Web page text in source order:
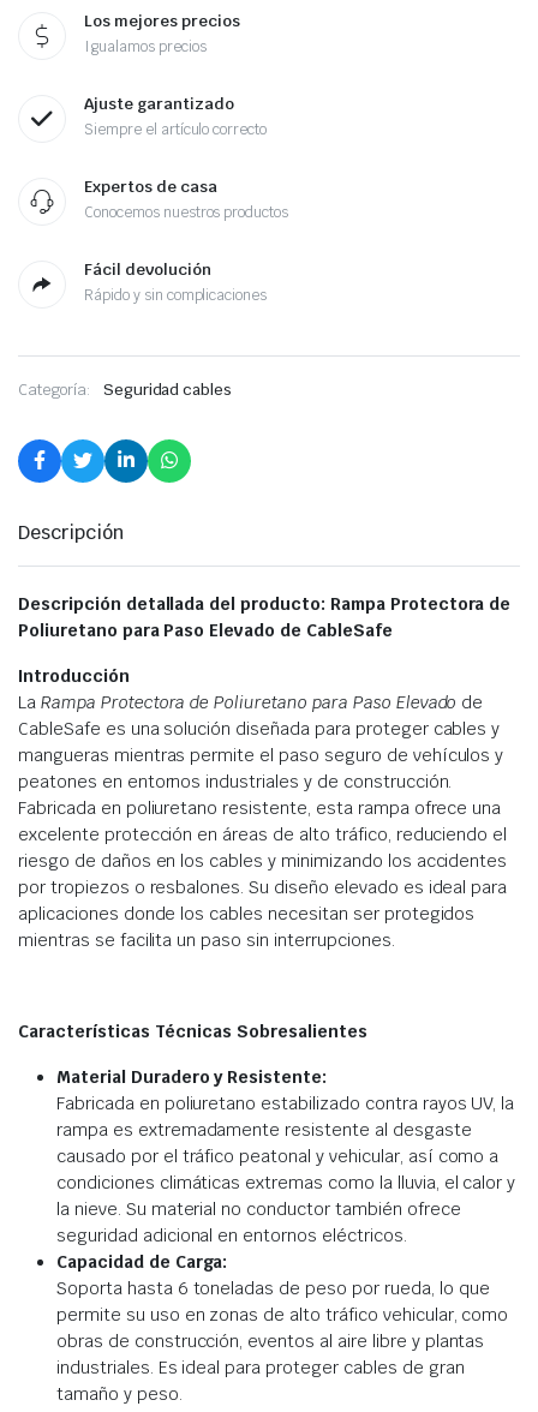
Los mejores precios
Igualamos precios
Ajuste garantizado
Siempre el artículo correcto
Expertos de casa
Conocemos nuestros productos
Fácil devolución
Rápido y sin complicaciones
Categoría: Seguridad cables
Descripción
Descripción detallada del producto: Rampa Protectora de
Poliuretano para Paso Elevado de CableSafe
Introducción
La Rampa Protectora de Poliuretano para Paso Elevado de
CableSafe es una solución diseñada para proteger cables y
mangueras mientras permite el paso seguro de vehículos y
peatones en entornos industriales y de construcción.
Fabricada en poliuretano resistente, esta rampa ofrece una
excelente protección en áreas de alto tráfico, reduciendo el
riesgo de daños en los cables y minimizando los accidentes
por tropiezos o resbalones. Su diseño elevado es ideal para
aplicaciones donde los cables necesitan ser protegidos
mientras se facilita un paso sin interrupciones.
Características Técnicas Sobresalientes
Material Duradero y Resistente:
Fabricada en poliuretano estabilizado contra rayos UV, la
rampa es extremadamente resistente al desgaste
causado por el tráfico peatonal y vehicular, así como a
condiciones climáticas extremas como la lluvia, el calor y
la nieve. Su material no conductor también ofrece
seguridad adicional en entornos eléctricos.
Capacidad de Carga:
Soporta hasta 6 toneladas de peso por rueda, lo que
permite su uso en zonas de alto tráfico vehicular, como
obras de construcción, eventos al aire libre y plantas
industriales. Es ideal para proteger cables de gran
tamaño y peso.